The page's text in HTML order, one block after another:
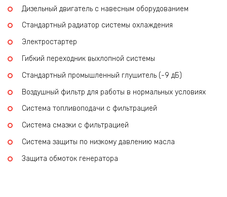
Дизельный двигатель с навесным оборудованием
Стандартный радиатор системы охлаждения
Электростартер
Гибкий переходник выхлопной системы
Стандартный промышленный глушитель (-9 дБ)
Воздушный фильтр для работы в нормальных условиях
Система топливоподачи с фильтрацией
Система смазки с фильтрацией
Система защиты по низкому давлению масла
Защита обмоток генератора